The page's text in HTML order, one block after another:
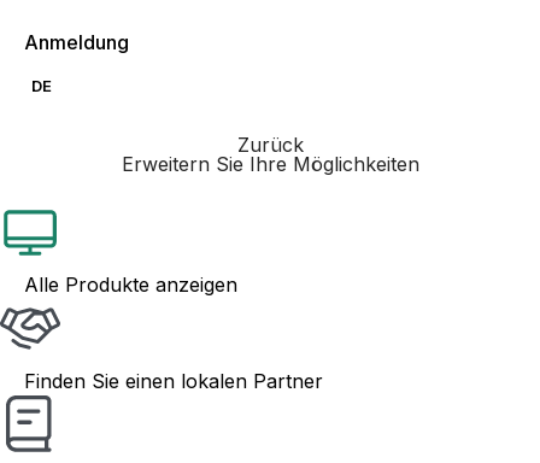
Anmeldung
DE
Zurück
Erweitern Sie Ihre Möglichkeiten
Alle Produkte anzeigen
Finden Sie einen lokalen Partner